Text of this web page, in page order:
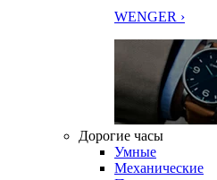
WENGER ›
Дорогие часы
Умные
Механические